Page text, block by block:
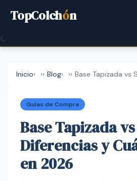
TopColchón
Inicio › Blog › Base Tapizada vs
Guías de Compra
Base Tapizada
Diferencias y
en 2026